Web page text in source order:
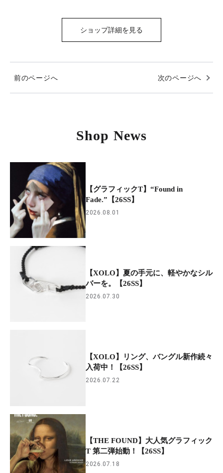
ショップ詳細を見る
前のページへ 次のページへ
Shop News
【グラフィックT】“Found in
Fade.”【26SS】
2026.08.01
【XOLO】夏の手元に、軽やかなシル
バーを。【26SS】
2026.07.30
【XOLO】リング、バングル新作続々
入荷中！【26SS】
2026.07.22
【THE FOUND】大人気グラフィック
T 第二弾始動！【26SS】
2026.07.18